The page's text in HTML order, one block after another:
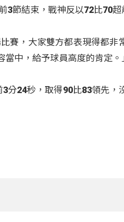
3節結束，戰神反以72比70超
賽，大家雙方都表現得都非
中，給予球員高度的肯定。
分24秒，取得90比83領先，